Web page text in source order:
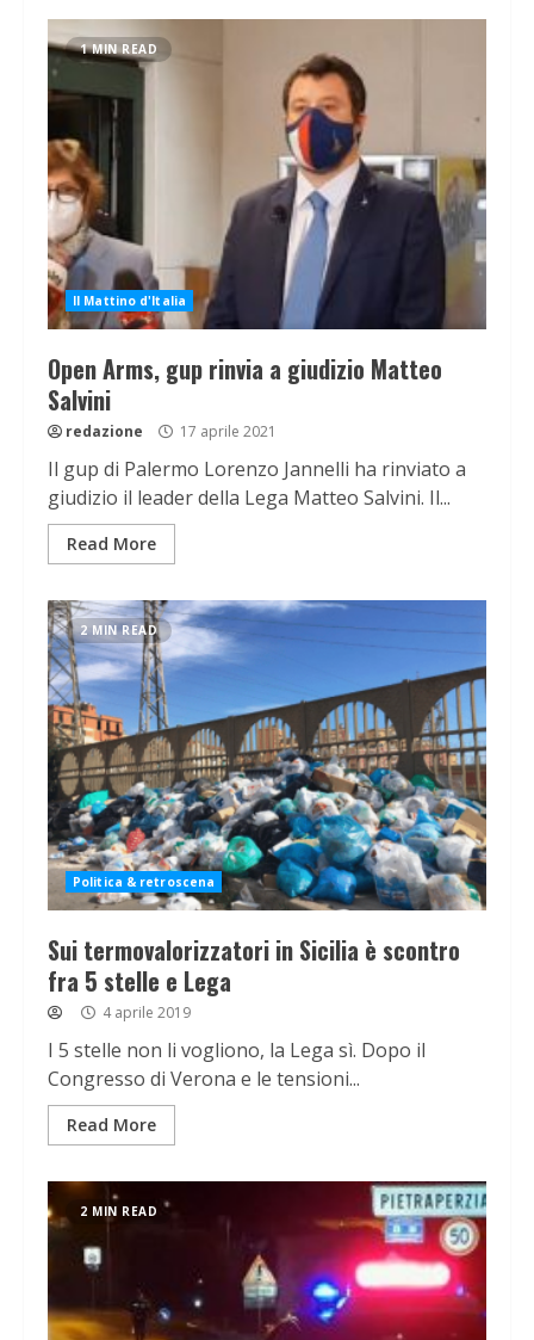
1 MIN READ
Il Mattino d'Italia
Open Arms, gup rinvia a giudizio Matteo
Salvini
redazione 17 aprile 2021
Il gup di Palermo Lorenzo Jannelli ha rinviato a
giudizio il leader della Lega Matteo Salvini. Il...
Read More
2 MIN READ
Politica & retroscena
Sui termovalorizzatori in Sicilia è scontro
fra 5 stelle e Lega
4 aprile 2019
I 5 stelle non li vogliono, la Lega sì. Dopo il
Congresso di Verona e le tensioni...
Read More
2 MIN READ